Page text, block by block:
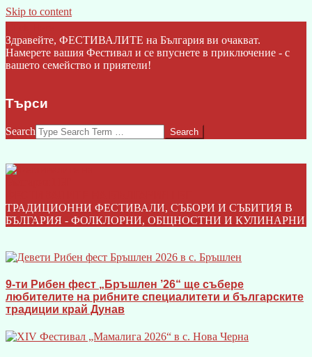
Skip to content
Здравейте, ФЕСТИВАЛИТЕ на България ви очакват.
Намерете вашия Фестивал и се впуснете в приключение - с
вашето семейство и приятели!
Търси
Search
ТРАДИЦИОННИ ФЕСТИВАЛИ, СЪБОРИ И СЪБИТИЯ В
БЪЛГАРИЯ - ФОЛКЛОРНИ, ОБЩНОСТНИ И КУЛИНАРНИ
9-ти Рибен фест „Бръшлен ’26“ ще събере
любителите на рибните специалитети и българските
традиции край Дунав